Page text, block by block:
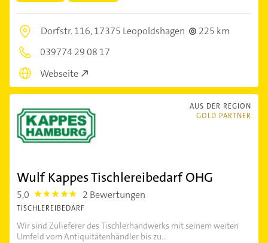
Dorfstr. 116,17375 Leopoldshagen
225 km
039774 29 08 17
Webseite
AUS DER REGION
GOLD PARTNER
Wulf Kappes Tischlereibedarf OHG
5,0 5.0 2 Bewertungen
TISCHLEREIBEDARF
Wir sind Zulieferer des Tischlerhandwerks mit seinem weiten
Umfeld vom Antiquitätenhändler bis zu...